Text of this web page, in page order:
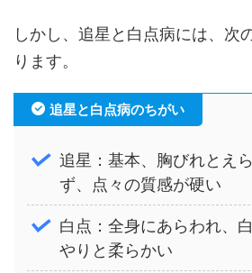
しかし、追星と白点病には、次
ります。
追星と白点病のちがい
追星：基本、胸びれとえ
ず、点々の質感が硬い
白点：全身にあらわれ、
やりと柔らかい